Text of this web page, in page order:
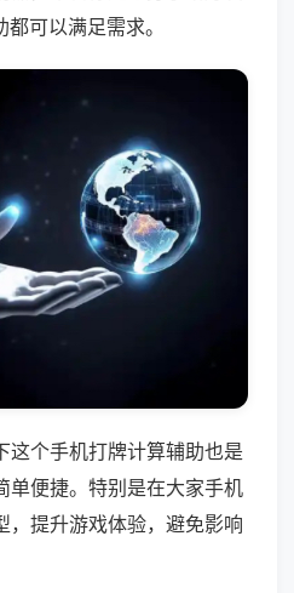
可以满足需求。
这个手机打牌计算辅助也是
单便捷。特别是在大家手机
，提升游戏体验，避免影响